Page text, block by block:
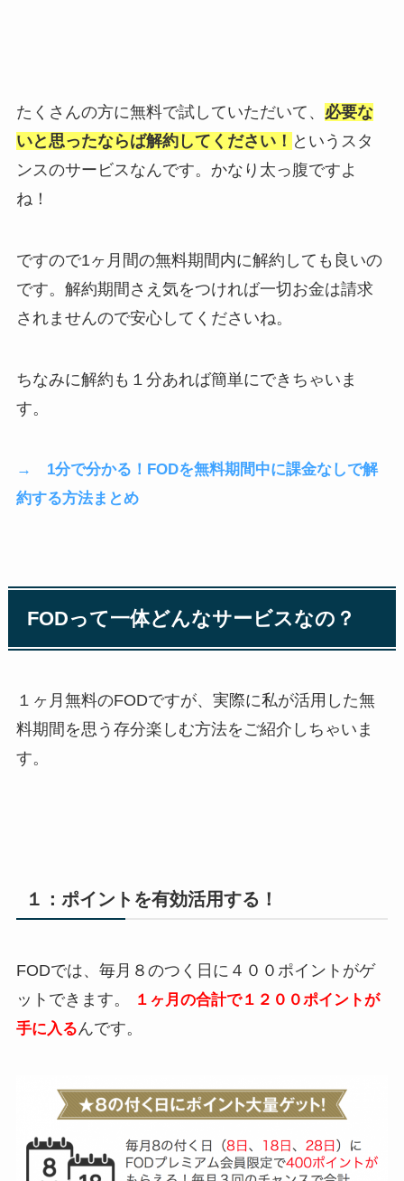
たくさんの方に無料で試していただいて、 必要な
いと思ったならば解約してください！ というスタ
ンスのサービスなんです。かなり太っ腹ですよ
ね！
ですので1ヶ月間の無料期間内に解約しても良いの
です。解約期間さえ気をつければ一切お金は請求
されませんので安心してくださいね。
ちなみに解約も１分あれば簡単にできちゃいま
す。
→ 1分で分かる！FODを無料期間中に課金なしで解
約する方法まとめ
FODって一体どんなサービスなの？
１ヶ月無料のFODですが、実際に私が活用した無
料期間を思う存分楽しむ方法をご紹介しちゃいま
す。
１：ポイントを有効活用する！
FODでは、毎月８のつく日に４００ポイントがゲ
ットできます。
１ヶ月の合計で１２００ポイントが
手に入るんです。